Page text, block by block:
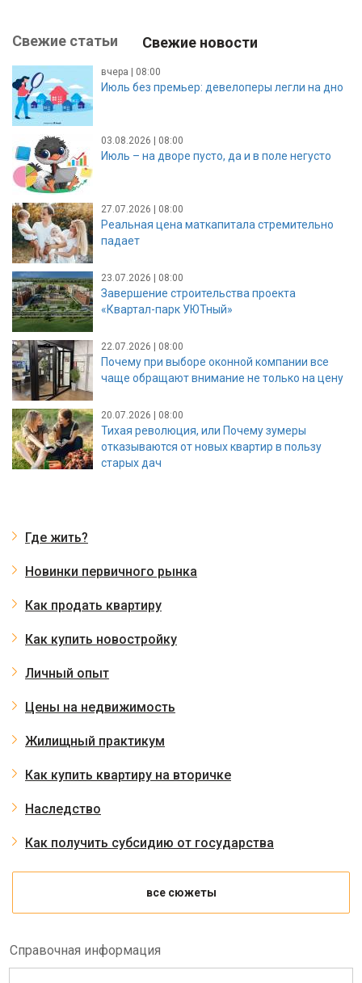
Свежие статьи Свежие новости
вчера | 08:00
Июль без премьер: девелоперы легли на дно
03.08.2026 | 08:00
Июль – на дворе пусто, да и в поле негусто
27.07.2026 | 08:00
Реальная цена маткапитала стремительно
падает
23.07.2026 | 08:00
Завершение строительства проекта
«Квартал-парк УЮТный»
22.07.2026 | 08:00
Почему при выборе оконной компании все
чаще обращают внимание не только на цену
20.07.2026 | 08:00
Тихая революция, или Почему зумеры
отказываются от новых квартир в пользу
старых дач
Где жить?
Новинки первичного рынка
Как продать квартиру
Как купить новостройку
Личный опыт
Цены на недвижимость
Жилищный практикум
Как купить квартиру на вторичке
Наследство
Как получить субсидию от государства
все сюжеты
Справочная информация